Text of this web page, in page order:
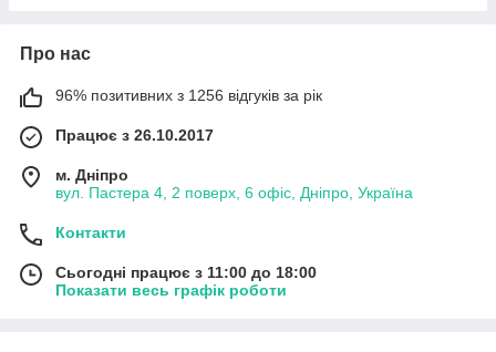
Про нас
96% позитивних з 1256 відгуків за рік
Працює з 26.10.2017
м. Дніпро
вул. Пастера 4, 2 поверх, 6 офіс, Дніпро, Україна
Контакти
Сьогодні працює з 11:00 до 18:00
Показати весь графік роботи